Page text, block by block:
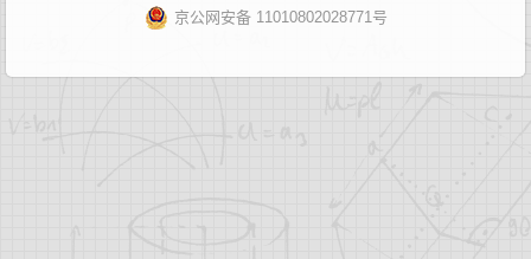
京公网安备 11010802028771号